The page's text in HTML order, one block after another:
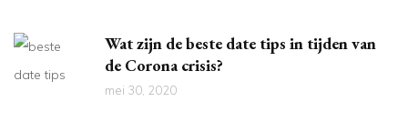
Wat zijn de beste date tips in tijden van
de Corona crisis?
mei 30, 2020